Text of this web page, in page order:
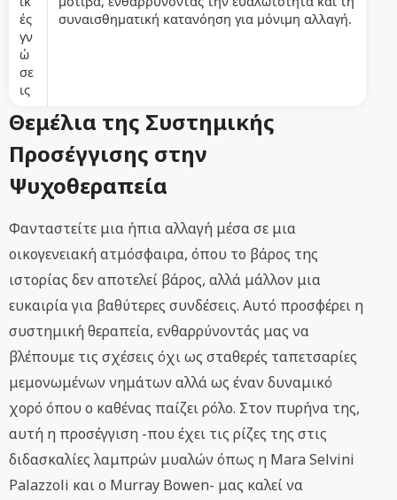
ές
γν
ώ
σε
ις
συναισθηματική κατανόηση για μόνιμη αλλαγή.
Θεμέλια της Συστημικής
Προσέγγισης στην
Ψυχοθεραπεία
Φανταστείτε μια ήπια αλλαγή μέσα σε μια
οικογενειακή ατμόσφαιρα, όπου το βάρος της
ιστορίας δεν αποτελεί βάρος, αλλά μάλλον μια
ευκαιρία για βαθύτερες συνδέσεις. Αυτό προσφέρει η
συστημική θεραπεία, ενθαρρύνοντάς μας να
βλέπουμε τις σχέσεις όχι ως σταθερές ταπετσαρίες
μεμονωμένων νημάτων αλλά ως έναν δυναμικό
χορό όπου ο καθένας παίζει ρόλο. Στον πυρήνα της,
αυτή η προσέγγιση -που έχει τις ρίζες της στις
διδασκαλίες λαμπρών μυαλών όπως η Mara Selvini
Palazzoli και ο Murray Bowen- μας καλεί να